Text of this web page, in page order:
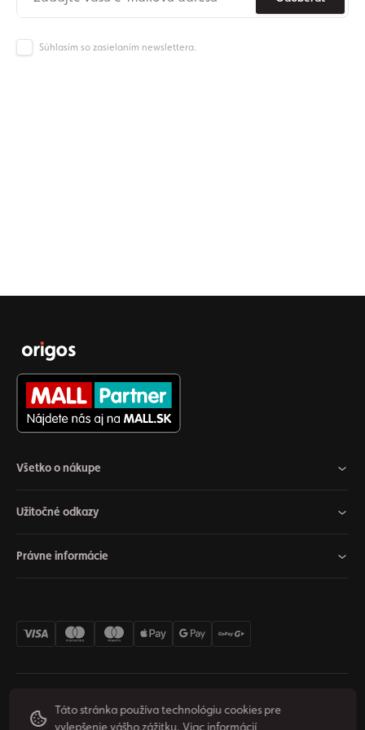
Súhlasím so zasielaním newslettera.
Všetko o nákupe
Užitočné odkazy
Právne informácie
Nastavenia cookies Odstúpiť od zmluvy
Súkromie
Táto stránka používa technológiu cookies pre
vylepšenie vášho zážitku.Viac informácií